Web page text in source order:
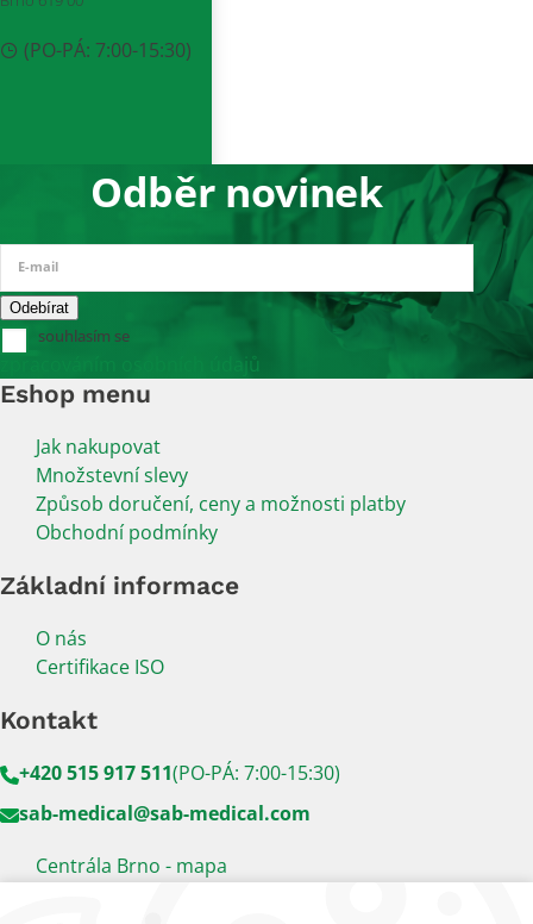
(PO-PÁ: 7:00-15:30)
Odběr novinek
E-mail
souhlasím se
zpracováním osobních údajů
Eshop menu
Jak nakupovat
Množstevní slevy
Způsob doručení, ceny a možnosti platby
Obchodní podmínky
Základní informace
O nás
Certifikace ISO
Kontakt
+420 515 917 511(PO-PÁ: 7:00-15:30)
sab-medical@sab-medical.com
Centrála Brno - mapa